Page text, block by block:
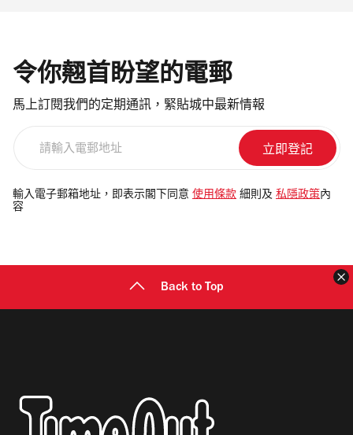
令你翹首盼望的電郵
馬上訂閱我們的定期通訊，緊貼城中最新情報
電
郵
輸入電子郵箱地址，即表示閣下同意 使用條款 細則及 私隱政策 內
容
Back to Top